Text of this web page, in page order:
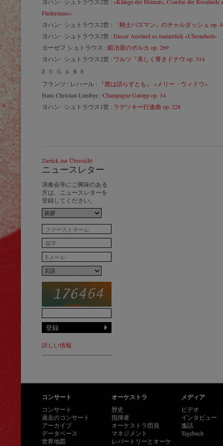
Fledermaus»
ヨハン･ シュトラウス2世 :
「騎士パズマン」のチャルダッシュ op.
ヨハン･ シュトラウス2世 : Dieser Anstand so manierlich «Uhrenduett»
ヨーゼフ シュトラウス : 鍛冶屋のポルカ op. 269
ヨハン･ シュトラウス2世 : ワルツ「美しく青きドナウ op. 314
ZUGABE
フランツ･ レハール :
『唇は語らずとも』 «メリー・ウィドウ»
Hans Christian Lumbye : Champagne Galopp op. 14
ヨハン･ シュトラウス1世 : ラデツキー行進曲 op. 228
Zurück zur Übersicht
ニュースレター
演奏会等にご興味のある
方は、ニュースレターを
登録してください。
詳しい情報
コンサート
コンサート
過去のコンサート
アーカイブ
データベース
世界地図
オーケストラ
歴史
指揮者
オーケストラ団員
マネジメント
レパートリーとオーケ
メディア
ビデオ
インタビュー
逸話
Tagebuch